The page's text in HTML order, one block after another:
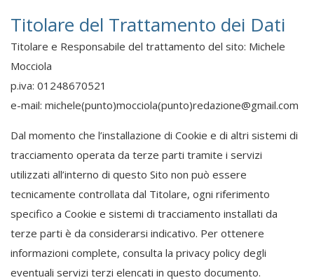
Titolare del Trattamento dei Dati
Titolare e Responsabile del trattamento del sito: Michele
Mocciola
p.iva: 01248670521
e-mail: michele(punto)mocciola(punto)redazione@gmail.com
Dal momento che l’installazione di Cookie e di altri sistemi di
tracciamento operata da terze parti tramite i servizi
utilizzati all’interno di questo Sito non può essere
tecnicamente controllata dal Titolare, ogni riferimento
specifico a Cookie e sistemi di tracciamento installati da
terze parti è da considerarsi indicativo. Per ottenere
informazioni complete, consulta la privacy policy degli
eventuali servizi terzi elencati in questo documento.